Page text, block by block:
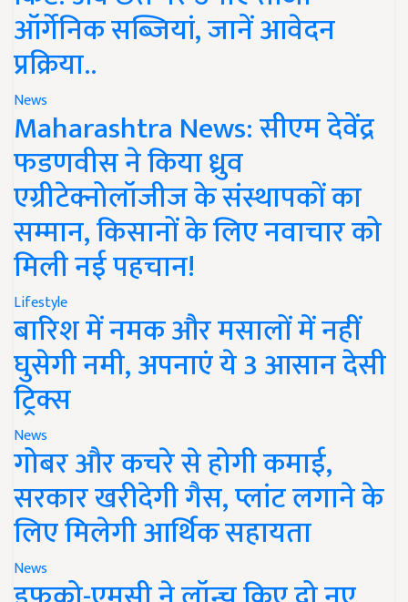
ऑर्गेनिक सब्जियां, जानें आवेदन
प्रक्रिया..
News
Maharashtra News: सीएम देवेंद्र
फडणवीस ने किया ध्रुव
एग्रीटेक्नोलॉजीज के संस्थापकों का
सम्मान, किसानों के लिए नवाचार को
मिली नई पहचान!
Lifestyle
बारिश में नमक और मसालों में नहीं
घुसेगी नमी, अपनाएं ये 3 आसान देसी
ट्रिक्स
News
गोबर और कचरे से होगी कमाई,
सरकार खरीदेगी गैस, प्लांट लगाने के
लिए मिलेगी आर्थिक सहायता
News